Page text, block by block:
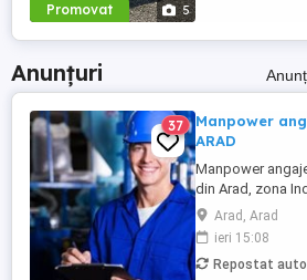
Promovat 5
Anunțuri
37
Manpower
ARAD
Manpower
din Arad, zona
operatori
experiență). SE
operator
de masă în
Arad, Arad
ieri 15:08
Repostat